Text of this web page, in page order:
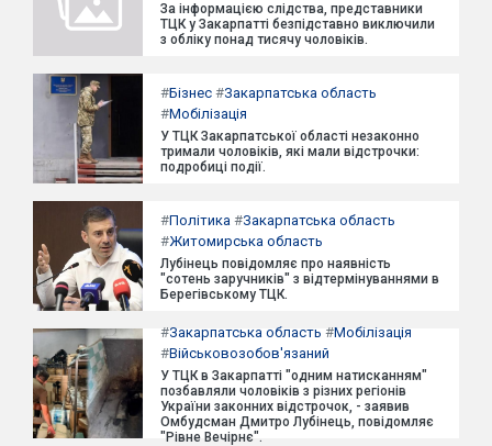
За інформацією слідства, представники
ТЦК у Закарпатті безпідставно виключили
з обліку понад тисячу чоловіків.
#Бізнес #Закарпатська область
#Мобілізація
У ТЦК Закарпатської області незаконно
тримали чоловіків, які мали відстрочки:
подробиці події.
#Політика #Закарпатська область
#Житомирська область
Лубінець повідомляє про наявність
"сотень заручників" з відтермінуваннями в
Берегівському ТЦК.
#Закарпатська область #Мобілізація
#Військовозобов'язаний
У ТЦК в Закарпатті "одним натисканням"
позбавляли чоловіків з різних регіонів
України законних відстрочок, - заявив
Омбудсман Дмитро Лубінець, повідомляє
"Рівне Вечірнє".